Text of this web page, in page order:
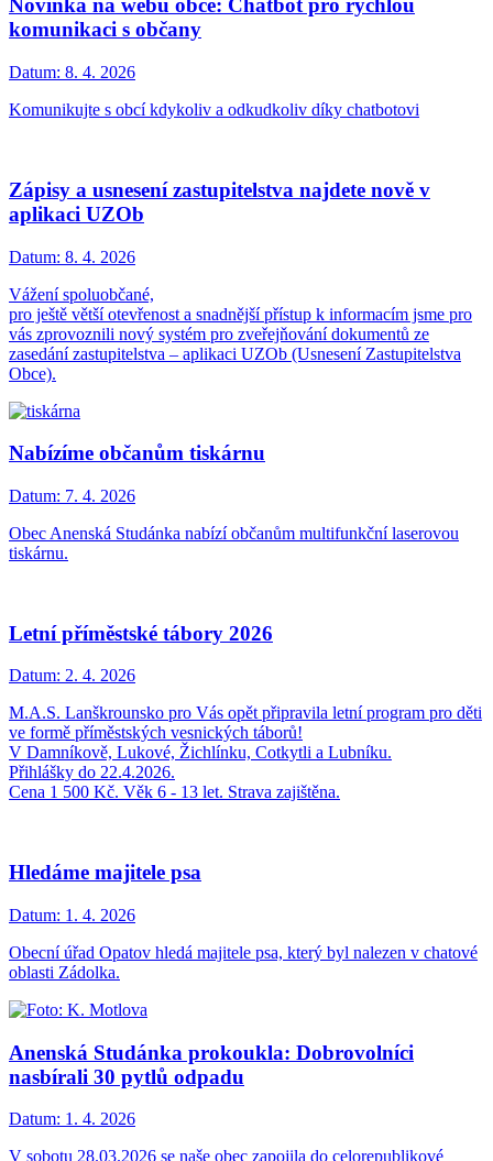
Novinka na webu obce: Chatbot pro rychlou
komunikaci s občany
Datum: 8. 4. 2026
Komunikujte s obcí kdykoliv a odkudkoliv díky chatbotovi
Zápisy a usnesení zastupitelstva najdete nově v
aplikaci UZOb
Datum: 8. 4. 2026
Vážení spoluobčané,
pro ještě větší otevřenost a snadnější přístup k informacím jsme pro
vás zprovoznili nový systém pro zveřejňování dokumentů ze
zasedání zastupitelstva – aplikaci UZOb (Usnesení Zastupitelstva
Obce).
Nabízíme občanům tiskárnu
Datum: 7. 4. 2026
Obec Anenská Studánka nabízí občanům multifunkční laserovou
tiskárnu.
Letní příměstské tábory 2026
Datum: 2. 4. 2026
M.A.S. Lanškrounsko pro Vás opět připravila letní program pro děti
ve formě příměstských vesnických táborů!
V Damníkově, Lukové, Žichlínku, Cotkytli a Lubníku.
Přihlášky do 22.4.2026.
Cena 1 500 Kč. Věk 6 - 13 let. Strava zajištěna.
Hledáme majitele psa
Datum: 1. 4. 2026
Obecní úřad Opatov hledá majitele psa, který byl nalezen v chatové
oblasti Zádolka.
Anenská Studánka prokoukla: Dobrovolníci
nasbírali 30 pytlů odpadu
Datum: 1. 4. 2026
V sobotu 28.03.2026 se naše obec zapojila do celorepublikové